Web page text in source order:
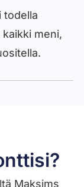
todella
meni,
Maksims